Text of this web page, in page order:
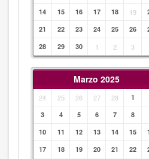
14
15 16 17 18 19
21
22 23 24 25 26
28
29 30 1 2 3
Marzo 2025
24 25 26 27 28 1
3
4 5 6 7 8
10
11 12 13 14 15
17
18 19 20 21 22